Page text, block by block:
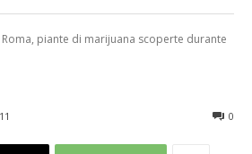
Roma, piante di marijuana scoperte durante
0